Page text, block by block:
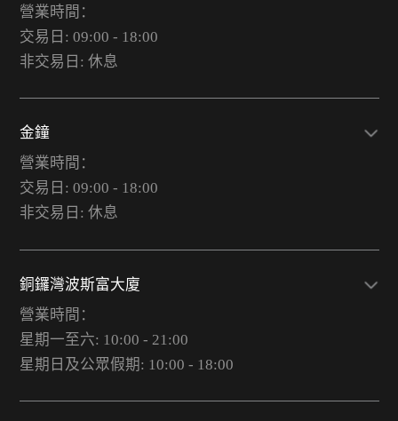
營業時間：
交易日: 09:00 - 18:00
非交易日: 休息
金鐘
營業時間：
交易日: 09:00 - 18:00
非交易日: 休息
銅鑼灣波斯富大廈
營業時間：
星期一至六: 10:00 - 21:00
星期日及公眾假期: 10:00 - 18:00